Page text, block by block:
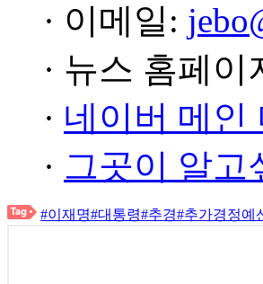
· 이메일:
· 뉴스 홈페이
· 네이버 메
· 그곳이 알
#이재명#대통령#추경#추가경정예